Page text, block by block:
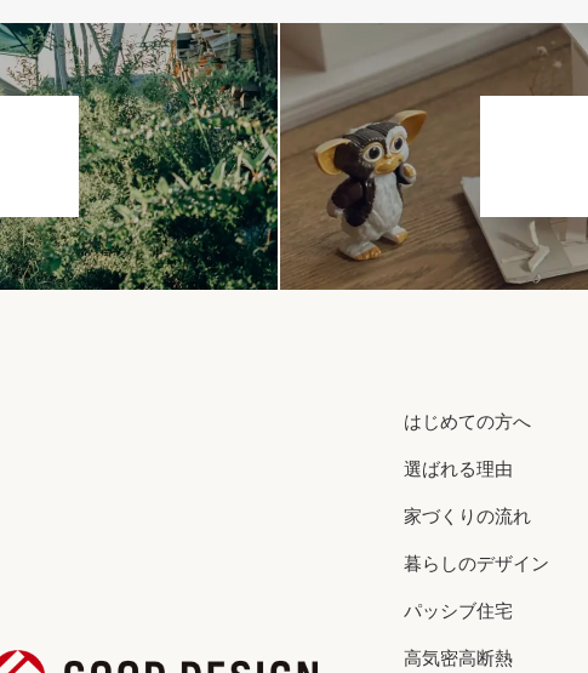
はじめての方へ
選ばれる理由
家づくりの流れ
暮らしのデザイン
パッシブ住宅
高気密高断熱